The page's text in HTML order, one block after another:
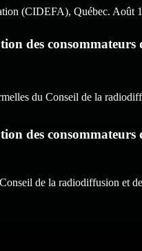
(CIDEFA), Québec. Août
des
du Conseil de la
des
de la radiodiffusion et